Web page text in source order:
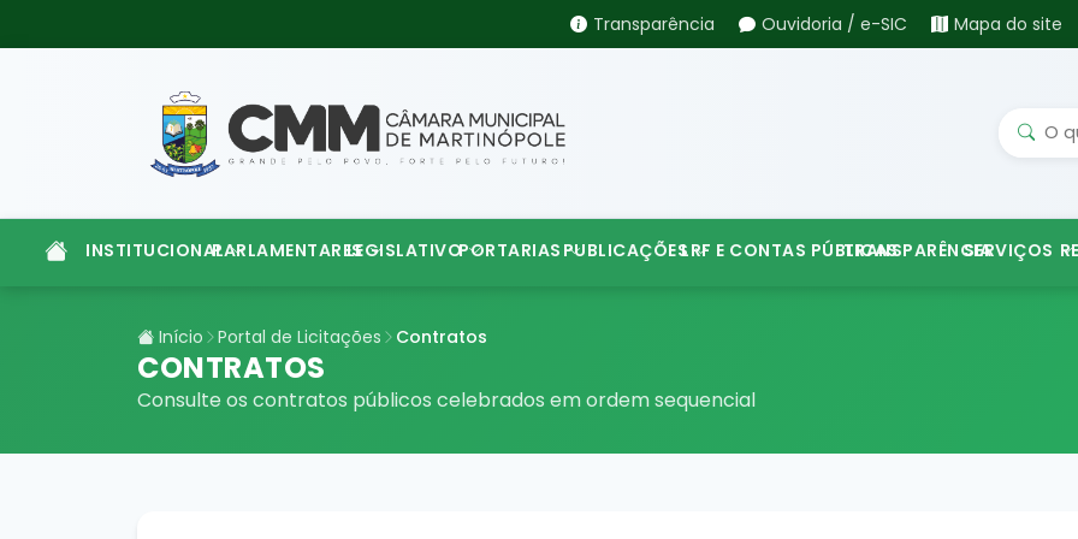
Transparência Ouvidoria / e-SIC Mapa do site
INSTITUCIONALPARLAMENTARESLEGISLATIVOPORTARIAS PUBLICAÇÕESLRF E CONTAS PÚBLICASTRANSPARÊNCIASERVIÇOS
Início Portal de Licitações Contratos
CONTRATOS
Consulte os contratos públicos celebrados em ordem sequencial